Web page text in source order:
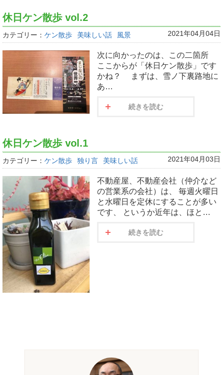
休日ケン散歩 vol.2
カテゴリー： ケン散歩 美味しい話 風景 2021年04月04日
次に向かったのは、この二箇所
ここからが「休日ケン散歩」です
かね？ まずは、雪ノ下裏路地に
あ…
続きを読む
休日ケン散歩 vol.1
カテゴリー： ケン散歩 独り言 美味しい話 2021年04月03日
不動産屋、不動産会社（仲介など
の営業系の会社）は、 毎週火曜日
と水曜日を定休にすることが多い
です、 というか近年は、ほと…
続きを読む